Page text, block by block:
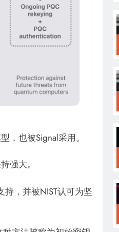
，也被Signal采用。
强大。
，并被NIST认可为坚